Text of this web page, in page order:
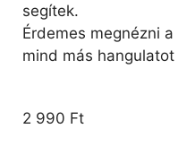
segítek.
Érdemes megnézni
mind más hangulatot
2 990 Ft